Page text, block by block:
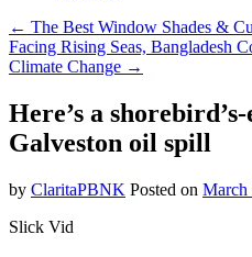
← The Best Window Shades &
Facing Rising Seas, Bangladesh
Climate Change →
Here’s a
Galveston oil spill
by ClaritaPBNK Posted on March
Slick Vid